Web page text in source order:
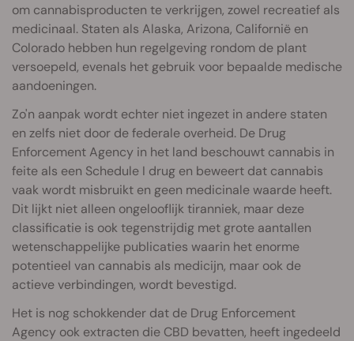
om cannabisproducten te verkrijgen, zowel recreatief als
medicinaal. Staten als Alaska, Arizona, Californië en
Colorado hebben hun regelgeving rondom de plant
versoepeld, evenals het gebruik voor bepaalde medische
aandoeningen.
Zo'n aanpak wordt echter niet ingezet in andere staten
en zelfs niet door de federale overheid. De Drug
Enforcement Agency in het land beschouwt cannabis in
feite als een Schedule I drug en beweert dat cannabis
vaak wordt misbruikt en geen medicinale waarde heeft.
Dit lijkt niet alleen ongelooflijk tiranniek, maar deze
classificatie is ook tegenstrijdig met grote aantallen
wetenschappelijke publicaties waarin het enorme
potentieel van cannabis als medicijn, maar ook de
actieve verbindingen, wordt bevestigd.
Het is nog schokkender dat de Drug Enforcement
Agency ook extracten die CBD bevatten, heeft ingedeeld